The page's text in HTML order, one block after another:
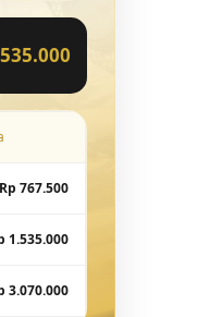
Rp 767.500
1.535.000
3.070.000